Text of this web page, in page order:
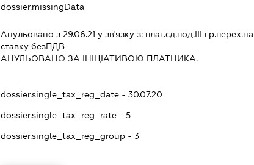
dossier.missingData
Анульовано з 29.06.21 у зв'язку з: плат.єд.под.III гр.перех.на
ставку безПДВ
АНУЛЬОВАНО ЗА IНIЦIАТИВОЮ ПЛАТНИКА.
dossier.single_tax_reg_date - 30.07.20
dossier.single_tax_reg_rate - 5
dossier.single_tax_reg_group - 3